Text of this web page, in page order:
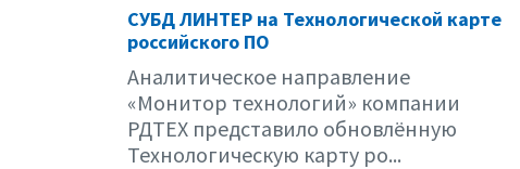
СУБД ЛИНТЕР на Технологической карте
российского ПО
Аналитическое направление
«Монитор технологий» компании
РДТЕХ представило обновлённую
Технологическую карту ро...